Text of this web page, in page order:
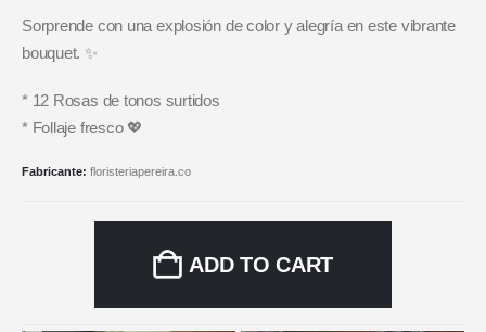
Sorprende con una explosión de color y alegría en este vibrante
bouquet. ✨
* 12 Rosas de tonos surtidos
* Follaje fresco 💖
Fabricante: floristeriapereira.co
ADD TO CART